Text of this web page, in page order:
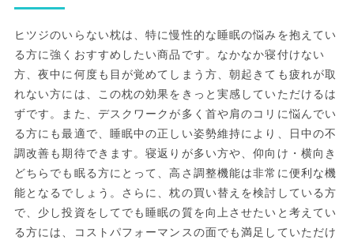
ヒツジのいらない枕は、特に慢性的な睡眠の悩みを抱えてい
る方に強くおすすめしたい商品です。なかなか寝付けない
方、夜中に何度も目が覚めてしまう方、朝起きても疲れが取
れない方には、この枕の効果をきっと実感していただけるは
ずです。また、デスクワークが多く首や肩のコリに悩んでい
る方にも最適で、睡眠中の正しい姿勢維持により、日中の不
調改善も期待できます。寝返りが多い方や、仰向け・横向き
どちらでも眠る方にとって、高さ調整機能は非常に便利な機
能となるでしょう。さらに、枕の買い替えを検討している方
で、少し投資をしてでも睡眠の質を向上させたいと考えてい
る方には、コストパフォーマンスの面でも満足していただけ